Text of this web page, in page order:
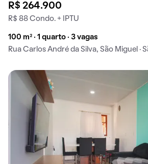
R$ 264.900
R$ 88 Condo. + IPTU
100 m² · 1 quarto · 3 vagas
Rua Carlos André da Silva, São Miguel ·